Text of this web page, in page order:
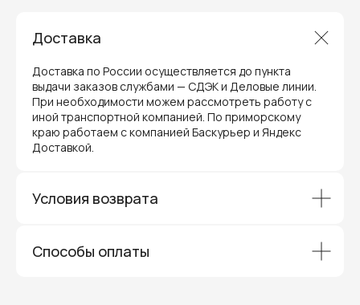
Доставка
Доставка по России осуществляется до пункта
выдачи заказов службами — СДЭК и Деловые линии.
При необходимости можем рассмотреть работу с
иной транспортной компанией. По приморскому
краю работаем с компанией Баскурьер и Яндекс
Доставкой.
Условия возврата
Способы оплаты
Гарантия и поддержка
Мы предлагаем полный послепродажный
сервис для торгового оборудования,
гарантией производителя и обслуживаются
через официальные сервисные центры
и ждать длительное время — мы обеспечиваем
ремонт и сервис